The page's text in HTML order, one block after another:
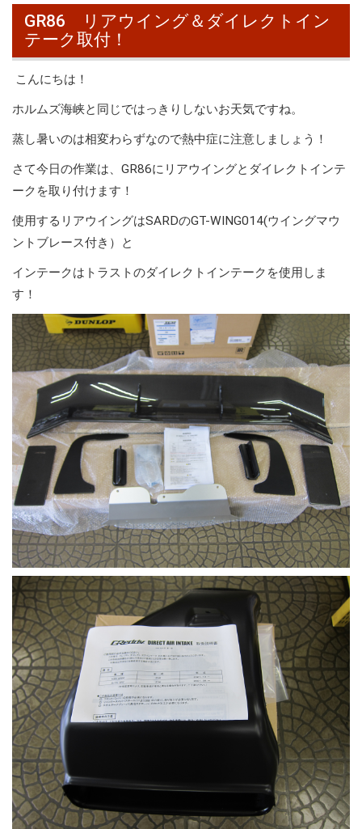
GR86 リアウイング＆ダイレクトイン
テーク取付！
こんにちは！
ホルムズ海峡と同じではっきりしないお天気ですね。
蒸し暑いのは相変わらずなので熱中症に注意しましょう！
さて今日の作業は、GR86にリアウイングとダイレクトインテ
ークを取り付けます！
使用するリアウイングはSARDのGT-WING014(ウイングマウ
ントブレース付き）と
インテークはトラストのダイレクトインテークを使用しま
す！